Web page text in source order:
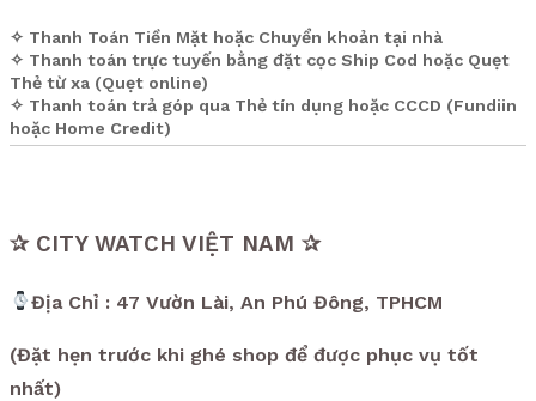
✧ Thanh Toán Tiền Mặt hoặc Chuyển khoản tại nhà
✧ Thanh toán trực tuyến bằng đặt cọc Ship Cod hoặc Quẹt
Thẻ từ xa (Quẹt online)
✧ Thanh toán trả góp qua Thẻ tín dụng hoặc CCCD (Fundiin
hoặc Home Credit)
✰ CITY WATCH VIỆT NAM ✰
Địa Chỉ : 47 Vườn Lài, An Phú Đông, TPHCM
(Đặt hẹn trước khi ghé shop để được phục vụ tốt
nhất)